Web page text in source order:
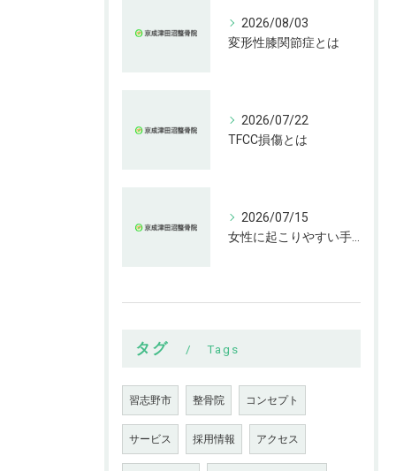
2026/08/03
変形性膝関節症とは
2026/07/22
TFCC損傷とは
2026/07/15
タグ Tags
習志野市 整骨院 コンセプト
サービス 採用情報 アクセス